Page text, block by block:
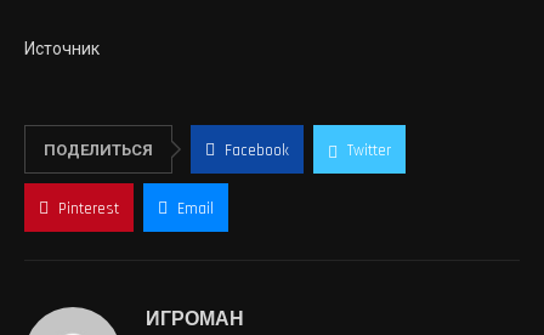
Источник
ПОДЕЛИТЬСЯ Facebook Twitter
Pinterest Email
ИГРОМАН